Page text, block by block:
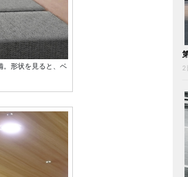
形状を見ると、ベ
2